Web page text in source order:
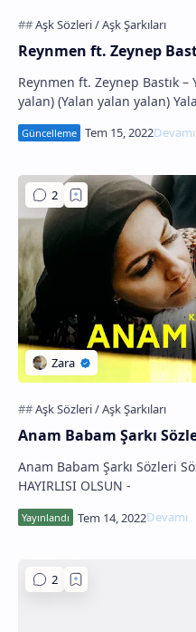
Reynmen ft. Zeynep
Reynmen ft. Zeynep Bastık –
yalan) (Yalan yalan yalan)
Anam Babam Şarkı
Anam Babam Şarkı Sözleri
HAYIRLISI
//1.VERSE Baba ben senin içi…